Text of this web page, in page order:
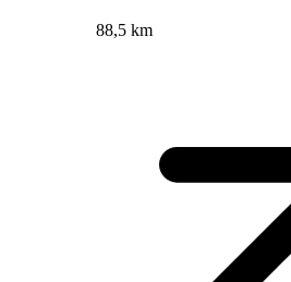
88,5 km